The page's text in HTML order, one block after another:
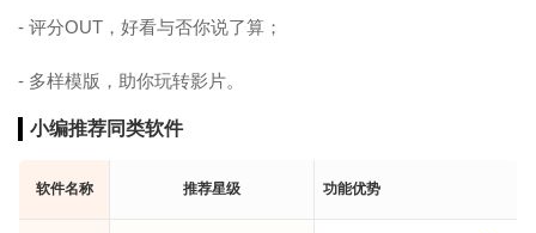
- 评分OUT，好看与否你说了算；
- 多样模版，助你玩转影片。
小编推荐同类软件
软件名称 推荐星级 功能优势